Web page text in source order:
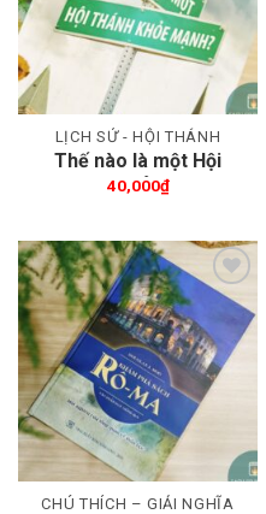
LỊCH SỬ - HỘI THÁNH
Thế nào là một Hội
Thánh khỏe mạnh
40,000₫
Thêm wishlist
CHÚ THÍCH – GIẢI NGHĨA